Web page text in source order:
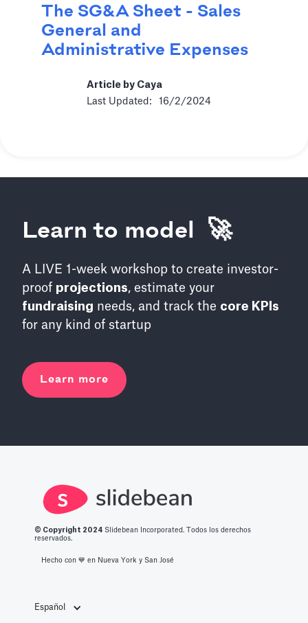
The SG&A Sheet - Sales
General and
Administrative Expenses
Article by Caya
Last Updated:
16/2/2024
Learn to model 🚀
A LIVE 1-week workshop to create investor-
proof projections, estimate your
fundraising needs, and track the core KPIs
for any kind of startup
Learn more
© Copyright 2 024 Slidebean Incorporated. Todos los derechos
reservados.
Hecho con 💙️ en Nueva York y San José
Español